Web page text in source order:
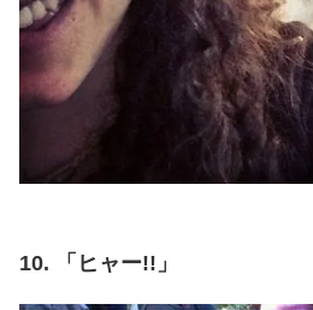
10. 「ヒャー!!」